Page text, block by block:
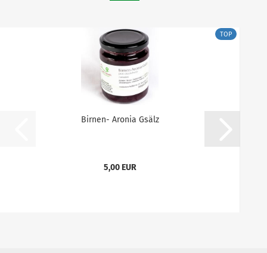
TOP
Birnen- Aronia Gsälz
5,00 EUR